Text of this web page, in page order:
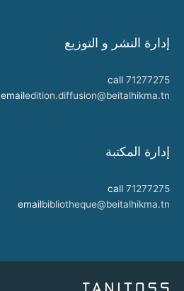
إدارة النشر و التوزيع
call 71277275
emailedition.diffusion@beitalhikma.tn
إدارة المكتبة
call 71277275
emailbibliotheque@beitalhikma.tn